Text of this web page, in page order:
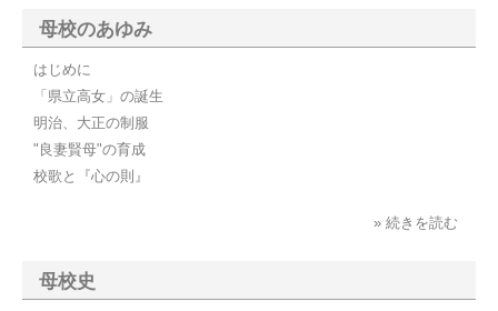
母校のあゆみ
はじめに
「県立高女」の誕生
明治、大正の制服
"良妻賢母"の育成
校歌と『心の則』
» 続きを読む
母校史